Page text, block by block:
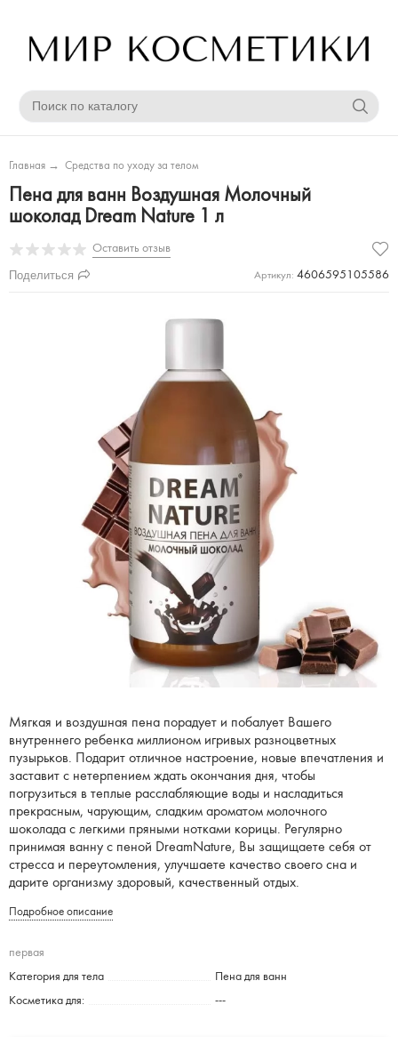
Главная → Средства по уходу за телом
Пена для ванн Воздушная Молочный
шоколад Dream Nature 1 л
Оставить отзыв
Поделиться Артикул: 4606595105586
Мягкая и воздушная пена порадует и побалует Вашего
внутреннего ребенка миллионом игривых разноцветных
пузырьков. Подарит отличное настроение, новые впечатления и
заставит с нетерпением ждать окончания дня, чтобы
погрузиться в теплые расслабляющие воды и насладиться
прекрасным, чарующим, сладким ароматом молочного
шоколада с легкими пряными нотками корицы. Регулярно
принимая ванну с пеной DreamNature, Вы защищаете себя от
стресса и переутомления, улучшаете качество своего сна и
дарите организму здоровый, качественный отдых.
Подробное описание
первая
Категория для тела Пена для ванн
Косметика для: ---